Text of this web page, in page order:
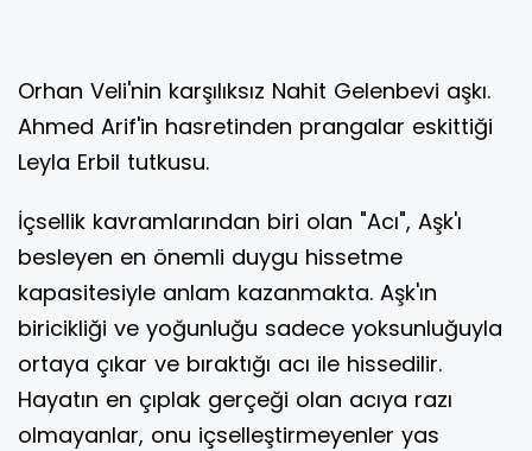
Orhan Veli'nin karşılıksız Nahit Gelenbevi aşkı.
Ahmed Arif'in hasretinden prangalar eskittiği
Leyla Erbil tutkusu.
İçsellik kavramlarından biri olan "Acı", Aşk'ı
besleyen en önemli duygu hissetme
kapasitesiyle anlam kazanmakta. Aşk'ın
biricikliği ve yoğunluğu sadece yoksunluğuyla
ortaya çıkar ve bıraktığı acı ile hissedilir.
Hayatın en çıplak gerçeği olan acıya razı
olmayanlar, onu içselleştirmeyenler yas